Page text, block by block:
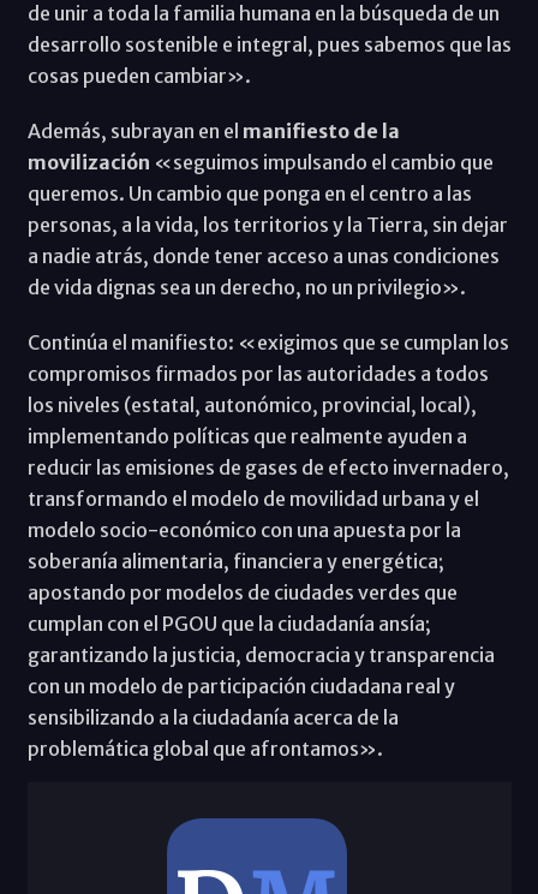
de unir a toda la familia humana en la búsqueda de un
desarrollo sostenible e integral, pues sabemos que las
cosas pueden cambiar».
Además, subrayan en el manifiesto de la
movilización «seguimos impulsando el cambio que
queremos. Un cambio que ponga en el centro a las
personas, a la vida, los territorios y la Tierra, sin dejar
a nadie atrás, donde tener acceso a unas condiciones
de vida dignas sea un derecho, no un privilegio».
Continúa el manifiesto: «exigimos que se cumplan los
compromisos firmados por las autoridades a todos
los niveles (estatal, autonómico, provincial, local),
implementando políticas que realmente ayuden a
reducir las emisiones de gases de efecto invernadero,
transformando el modelo de movilidad urbana y el
modelo socio-económico con una apuesta por la
soberanía alimentaria, financiera y energética;
apostando por modelos de ciudades verdes que
cumplan con el PGOU que la ciudadanía ansía;
garantizando la justicia, democracia y transparencia
con un modelo de participación ciudadana real y
sensibilizando a la ciudadanía acerca de la
problemática global que afrontamos».